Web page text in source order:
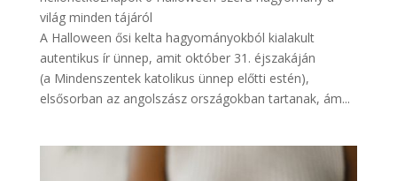
világ minden tájáról
A Halloween ősi kelta hagyományokból kialakult
autentikus ír ünnep, amit október 31. éjszakáján
(a Mindenszentek katolikus ünnep előtti estén),
elsősorban az angolszász országokban tartanak, ám...